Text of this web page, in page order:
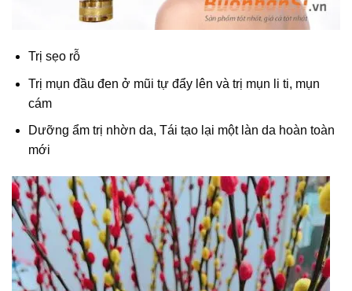
Trị sẹo rỗ
Trị mụn đầu đen ở mũi tự đẩy lên và trị mụn li ti, mụn
cám
Dưỡng ẩm trị nhờn da, Tái tạo lại một làn da hoàn toàn
mới